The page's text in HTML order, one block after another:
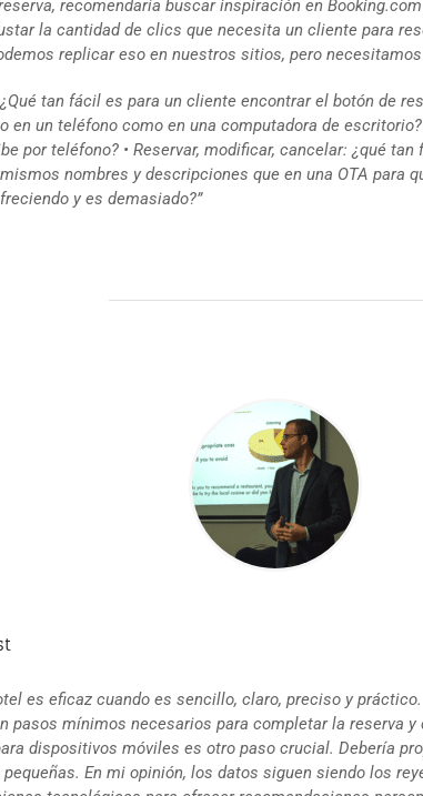
recomendaría buscar inspiración en
la cantidad de clics que necesita un cliente para
replicar eso en nuestros sitios, pero
tan fácil es para un cliente encontrar el botón de
en un teléfono como en una computadora de
por teléfono? • Reservar, modificar, cancelar: ¿qué
nombres y descripciones que en una OTA para
y es demasiado?”
es eficaz cuando es sencillo, claro, preciso y
pasos mínimos necesarios para completar la reserva
dispositivos móviles es otro paso crucial. Debería
En mi opinión, los datos siguen siendo los